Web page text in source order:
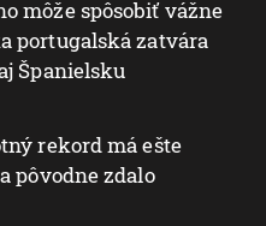
môže spôsobiť vážne
portugalská zatvára
Španielsku
rekord má ešte
pôvodne zdalo